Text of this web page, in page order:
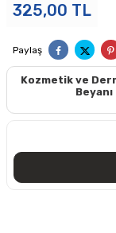
325,00 TL
Paylaş
Kozmetik ve